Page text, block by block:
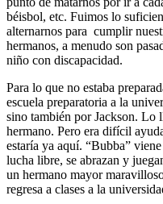
béisbol, etc. Fuimos lo
alternarnos para cumplir
hermanos, a menudo son
niño con discapacidad.
Para lo que no estaba
escuela preparatoria a la
sino también por Jackson. Lo
hermano. Pero era difícil
estaría ya aquí. “Bubba”
lucha libre, se abrazan y
un hermano mayor
regresa a clases a la